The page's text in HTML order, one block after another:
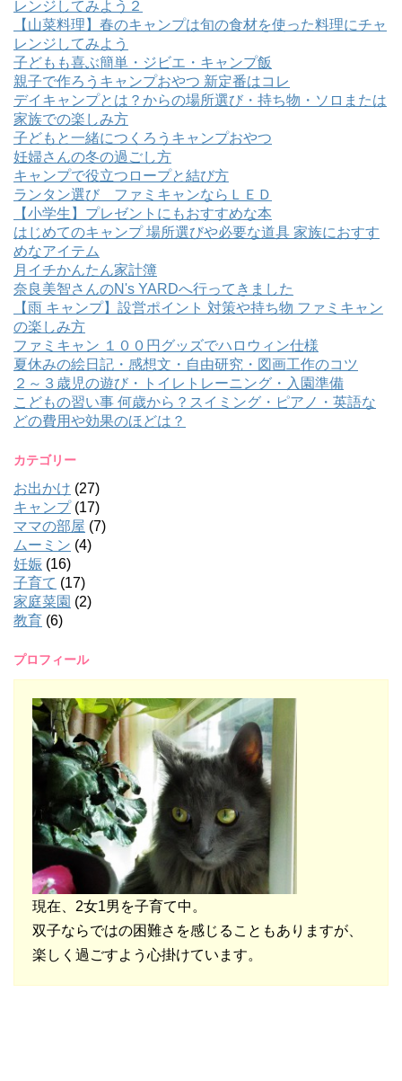
レンジしてみよう２
【山菜料理】春のキャンプは旬の食材を使った料理にチャ
レンジしてみよう
子どもも喜ぶ簡単・ジビエ・キャンプ飯
親子で作ろうキャンプおやつ 新定番はコレ
デイキャンプとは？からの場所選び・持ち物・ソロまたは
家族での楽しみ方
子どもと一緒につくろうキャンプおやつ
妊婦さんの冬の過ごし方
キャンプで役立つロープと結び方
ランタン選び ファミキャンならＬＥＤ
【小学生】プレゼントにもおすすめな本
はじめてのキャンプ 場所選びや必要な道具 家族におすす
めなアイテム
月イチかんたん家計簿
奈良美智さんのN's YARDへ行ってきました
【雨 キャンプ】設営ポイント 対策や持ち物 ファミキャン
の楽しみ方
ファミキャン １００円グッズでハロウィン仕様
夏休みの絵日記・感想文・自由研究・図画工作のコツ
２～３歳児の遊び・トイレトレーニング・入園準備
こどもの習い事 何歳から？スイミング・ピアノ・英語な
どの費用や効果のほどは？
カテゴリー
お出かけ (27)
キャンプ(17)
ママの部屋 (7)
ムーミン (4)
妊娠 (16)
子育て (17)
家庭菜園 (2)
教育 (6)
プロフィール
現在、2女1男を子育て中。
双子ならではの困難さを感じることもありますが、
楽しく過ごすよう心掛けています。